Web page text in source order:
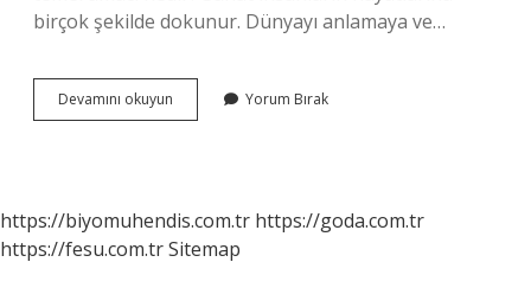
birçok şekilde dokunur. Dünyayı anlamaya ve…
Devamını okuyun
Ve
Yorum Bırak
https://biyomuhendis.com.tr https://goda.com.tr
https://fesu.com.trSitemap